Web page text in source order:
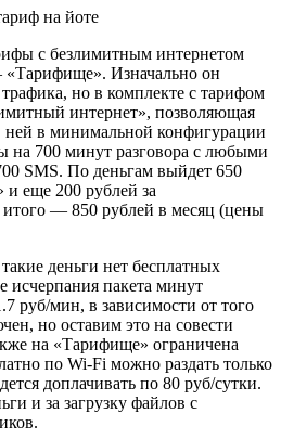
с безлимитным интернетом
Изначально он
но в комплекте с тарифом
интернет», позволяющая
ней в минимальной конфигурации
на 700 минут разговора с любыми
SMS. По деньгам выйдет 650
еще 200 рублей за
— 850 рублей в месяц (цены
деньги нет бесплатных
исчерпания пакета минут
руб/мин, в зависимости от того
но оставим это на совести
на «Тарифище» ограничена
по Wi-Fi можно раздать только
доплачивать по 80 руб/сутки.
и за загрузку файлов с